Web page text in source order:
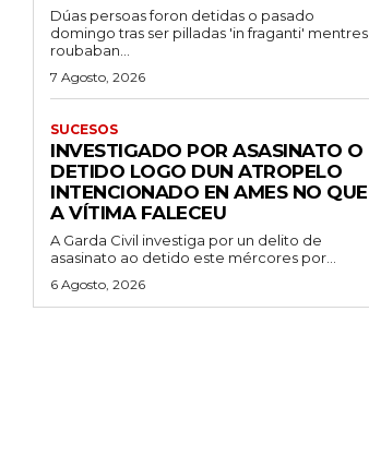
Dúas persoas foron detidas o pasado
domingo tras ser pilladas 'in fraganti' mentres
roubaban...
7 Agosto, 2026
SUCESOS
INVESTIGADO POR ASASINATO O
DETIDO LOGO DUN ATROPELO
INTENCIONADO EN AMES NO QUE
A VÍTIMA FALECEU
A Garda Civil investiga por un delito de
asasinato ao detido este mércores por...
6 Agosto, 2026